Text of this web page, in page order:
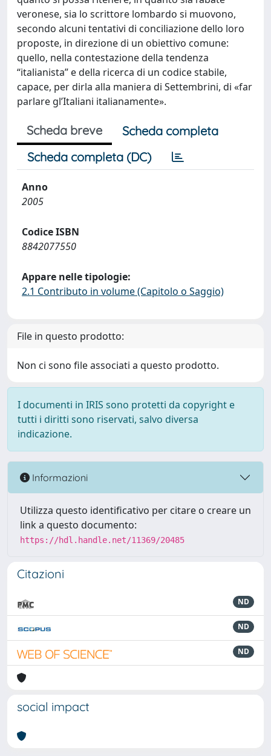
veronese, sia lo scrittore lombardo si muovono,
secondo alcuni tentativi di conciliazione dello loro
proposte, in direzione di un obiettivo comune:
quello, nella contestazione della tendenza
“italianista” e della ricerca di un codice stabile,
capace, per dirla alla maniera di Settembrini, di «far
parlare gl’Italiani italianamente».
Scheda breve
Scheda completa
Scheda completa (DC)
Anno
2005
Codice ISBN
8842077550
Appare nelle tipologie:
2.1 Contributo in volume (Capitolo o Saggio)
File in questo prodotto:
Non ci sono file associati a questo prodotto.
I documenti in IRIS sono protetti da copyright e
tutti i diritti sono riservati, salvo diversa
indicazione.
Informazioni
Utilizza questo identificativo per citare o creare un
link a questo documento:
https://hdl.handle.net/11369/20485
Citazioni
ND
ND
ND
social impact